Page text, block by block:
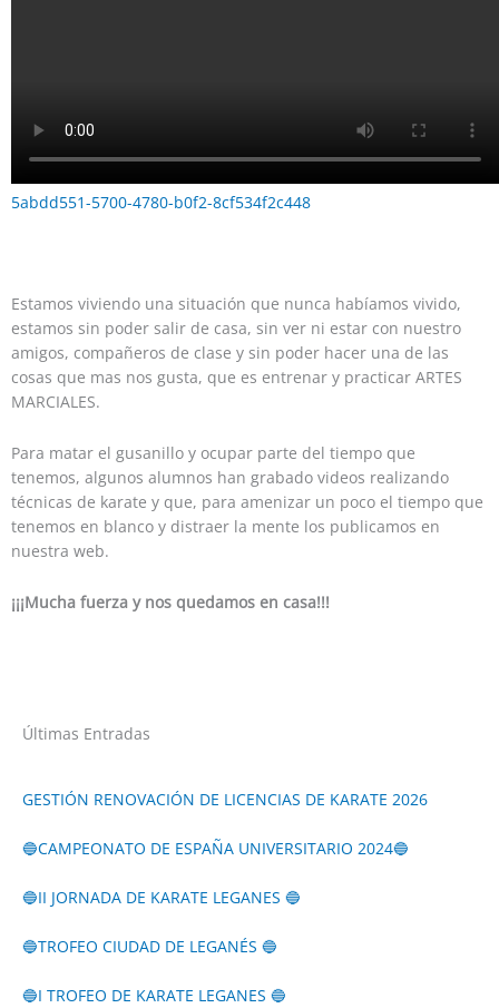
5abdd551-5700-4780-b0f2-8cf534f2c448
Estamos viviendo una situación que nunca habíamos vivido,
estamos sin poder salir de casa, sin ver ni estar con nuestro
amigos, compañeros de clase y sin poder hacer una de las
cosas que mas nos gusta, que es entrenar y practicar ARTES
MARCIALES.
Para matar el gusanillo y ocupar parte del tiempo que
tenemos, algunos alumnos han grabado videos realizando
técnicas de karate y que, para amenizar un poco el tiempo que
tenemos en blanco y distraer la mente los publicamos en
nuestra web.
¡¡¡Mucha fuerza y nos quedamos en casa!!!
Últimas Entradas
GESTIÓN RENOVACIÓN DE LICENCIAS DE KARATE 2026
🔵CAMPEONATO DE ESPAÑA UNIVERSITARIO 2024🔵
🔵II JORNADA DE KARATE LEGANES 🔵
🔵TROFEO CIUDAD DE LEGANÉS 🔵
🔵I TROFEO DE KARATE LEGANES 🔵